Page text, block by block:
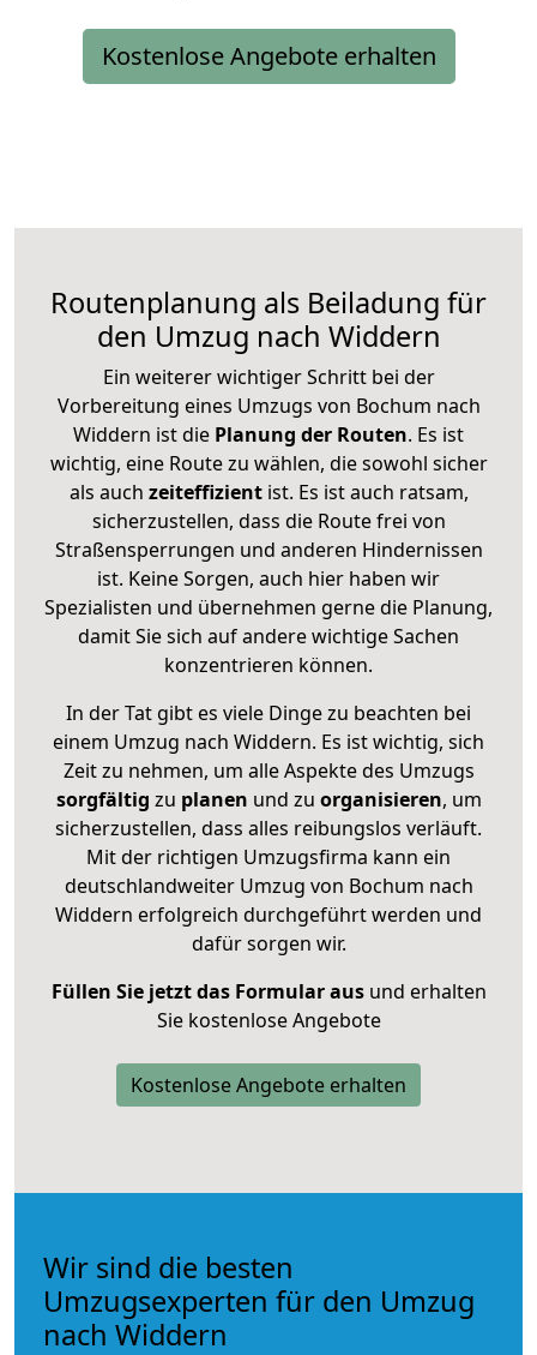
Kostenlose Angebote erhalten
Routenplanung als Beiladung für
den Umzug nach Widdern
Ein weiterer wichtiger Schritt bei der
Vorbereitung eines Umzugs von Bochum nach
Widdern ist die Planung der Routen. Es ist
wichtig, eine Route zu wählen, die sowohl sicher
als auch zeiteffizientist. Es ist auch ratsam,
sicherzustellen, dass die Route frei von
Straßensperrungen und anderen Hindernissen
ist. Keine Sorgen, auch hier haben wir
Spezialisten und übernehmen gerne die Planung,
damit Sie sich auf andere wichtige Sachen
konzentrieren können.
In der Tat gibt es viele Dinge zu beachten bei
einem Umzug nach Widdern. Es ist wichtig, sich
Zeit zu nehmen, um alle Aspekte des Umzugs
sorgfältig zu planen und zu organisieren, um
sicherzustellen, dass alles reibungslos verläuft.
Mit der richtigen Umzugsfirma kann ein
deutschlandweiter Umzug von Bochum nach
Widdern erfolgreich durchgeführt werden und
dafür sorgen wir.
Füllen Sie jetzt das Formular ausund erhalten
Sie kostenlose Angebote
Kostenlose Angebote erhalten
Wir sind die besten
Umzugsexperten für den Umzug
nach Widdern